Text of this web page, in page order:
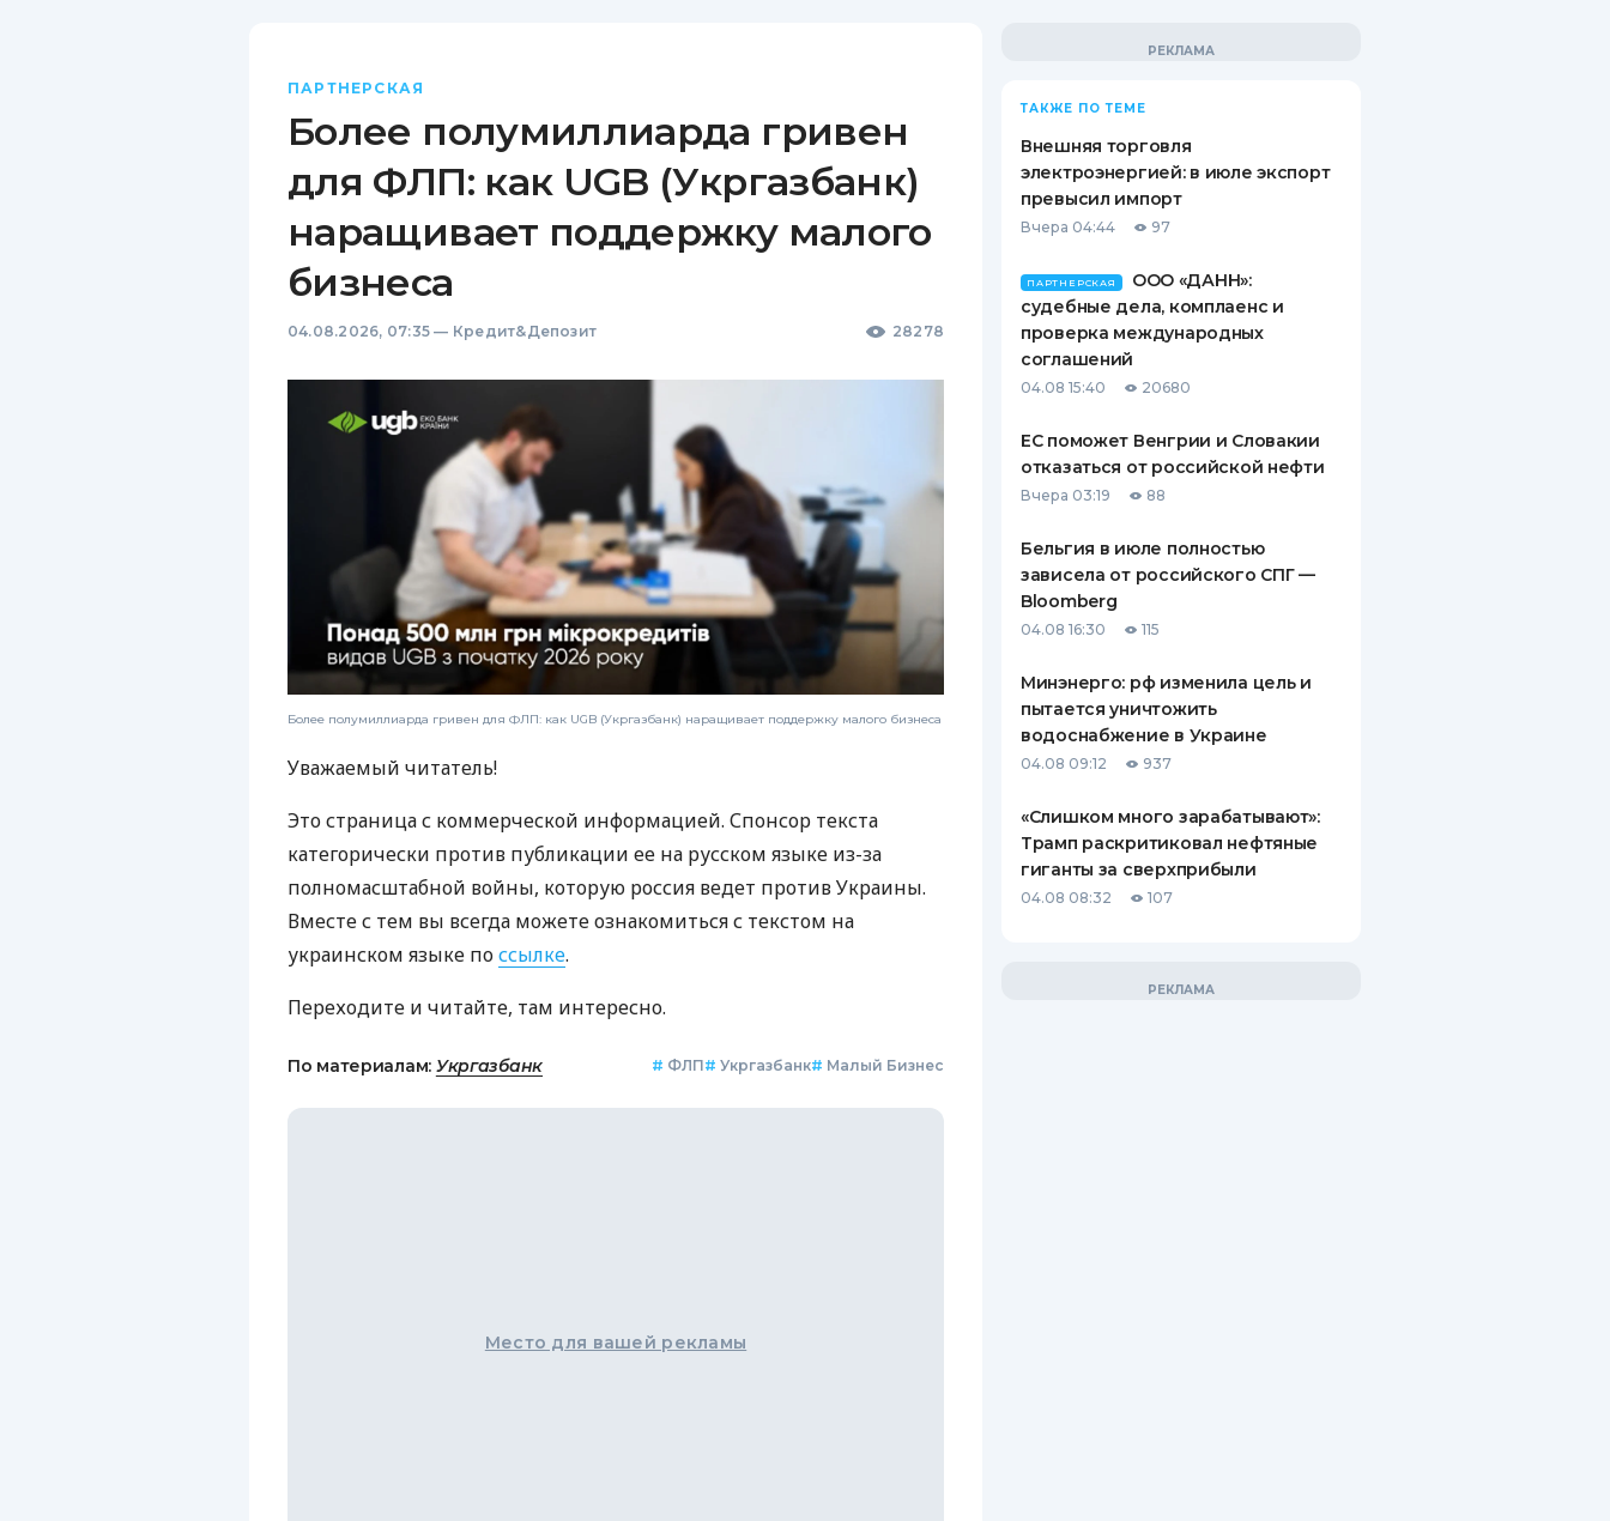
ПАРТНЕРСКАЯ
Более полумиллиарда гривен
для ФЛП: как UGB (Укргазбанк)
наращивает поддержку малого
бизнеса
04.08.2026, 07:35 — Кредит&Депозит 28278
Более полумиллиарда гривен для ФЛП: как UGB (Укргазбанк) наращивает поддержку малого бизнеса
Уважаемый читатель!
Это страница с коммерческой информацией. Спонсор текста
категорически против публикации ее на русском языке из-за
полномасштабной войны, которую россия ведет против Украины.
Вместе с тем вы всегда можете ознакомиться с текстом на
украинском языке поссылке.
Переходите и читайте, там интересно.
По материалам: Укргазбанк # ФЛП# Укргазбанк# Малый Бизнес
Место для вашей рекламы
ТАКЖЕ ПО ТЕМЕ
Внешняя торговля
электроэнергией: в июле экспорт
превысил импорт
Вчера 04:44 97
ПАРТНЕРСКАЯ
ООО «ДАНН»:
судебные дела, комплаенс и
проверка международных
соглашений
04.08 15:40 20680
ЕС поможет Венгрии и Словакии
отказаться от российской нефти
Вчера 03:19 88
Бельгия в июле полностью
зависела от российского СПГ —
Bloomberg
04.08 16:30 115
Минэнерго: рф изменила цель и
пытается уничтожить
водоснабжение в Украине
04.08 09:12 937
«Слишком много зарабатывают»:
Трамп раскритиковал нефтяные
гиганты за сверхприбыли
04.08 08:32 107